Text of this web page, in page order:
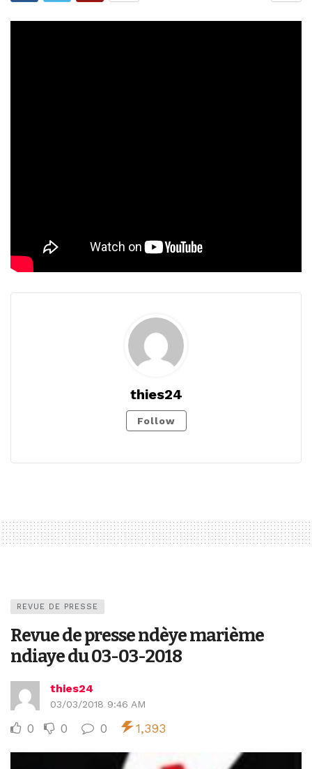
thies24
Follow
REVUE DE PRESSE
Revue de presse ndèye marième
ndiaye du 03-03-2018
thies24
03/03/2018 9:46 AM
0 0 0 1,393